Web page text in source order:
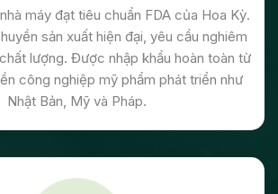
máy đạt tiêu chuẩn FDA của Hoa Kỳ.
sản xuất hiện đại, yêu cầu nghiêm
lượng. Được nhập khẩu hoàn toàn từ
công nghiệp mỹ phẩm phát triển như
Nhật Bản, Mỹ và Pháp.